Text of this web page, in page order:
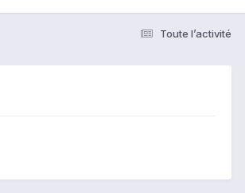
Toute l’activité